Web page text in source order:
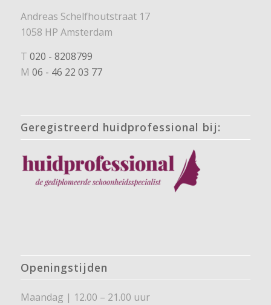
Andreas Schelfhoutstraat 17
1058 HP Amsterdam
T 020 - 8208799
M 06 - 46 22 03 77
Geregistreerd huidprofessional bij:
Openingstijden
Maandag | 12.00 – 21.00 uur